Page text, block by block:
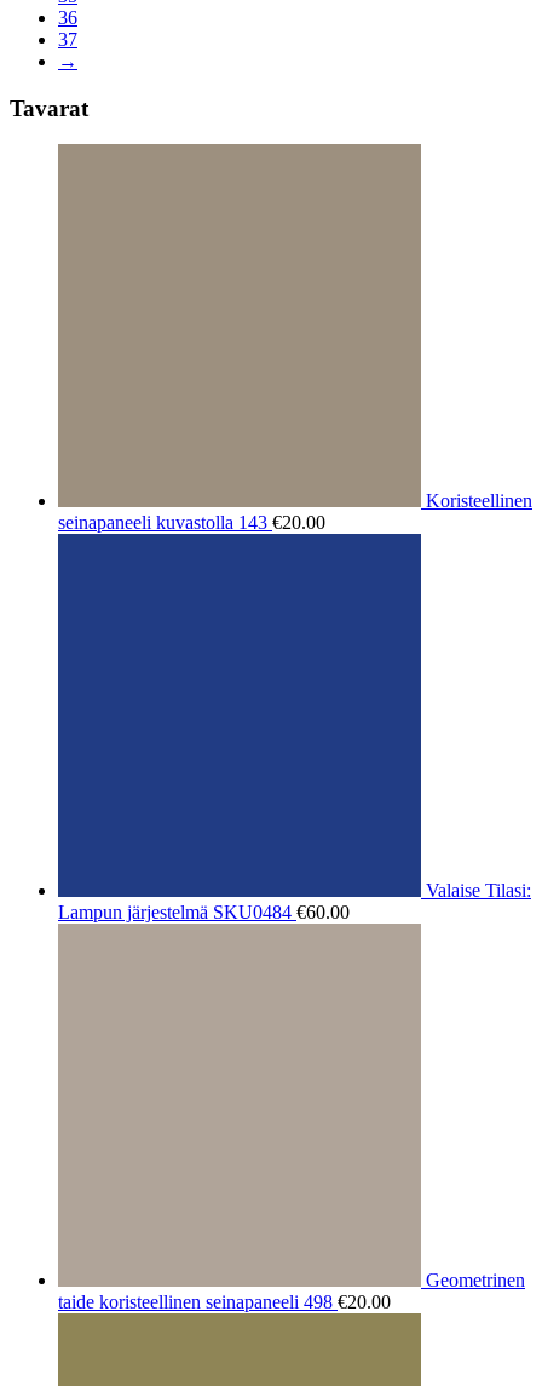
36
37
→
Tavarat
Koristeellinen
seinapaneeli kuvastolla 143 €20.00
Valaise Tilasi:
Lampun järjestelmä SKU0484 €60.00
Geometrinen
taide koristeellinen seinapaneeli 498 €20.00